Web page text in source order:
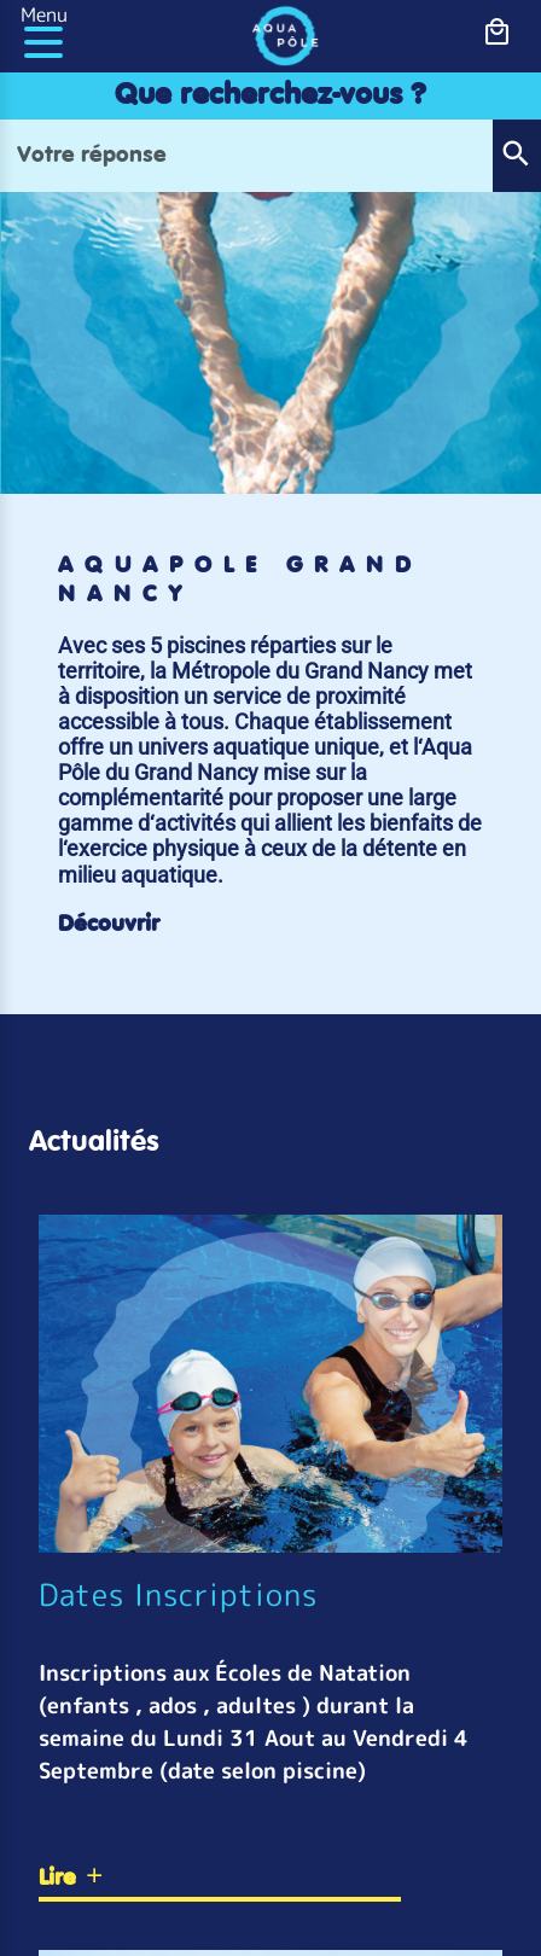
Panneau de gestion des cookies
Menu
Que recherchez-vous ?
AQUAPÔLE GRAND
NANCY
Avec ses 5 piscines réparties sur le
territoire, la Métropole du Grand Nancy met
à disposition un service de proximité
accessible à tous. Chaque établissement
offre un univers aquatique unique, et l‘Aqua
Pôle du Grand Nancy mise sur la
complémentarité pour proposer une large
gamme d‘activités qui allient les bienfaits de
l‘exercice physique à ceux de la détente en
milieu aquatique.
Découvrir
Actualités
Dates Inscriptions
Inscriptions aux Écoles de Natation
(enfants , ados , adultes ) durant la
semaine du Lundi 31 Aout au Vendredi 4
Septembre (date selon piscine)
Lire